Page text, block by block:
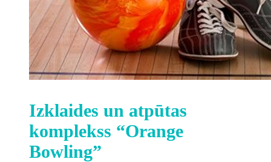
Izklaides un atpūtas
komplekss “Orange
Bowling”